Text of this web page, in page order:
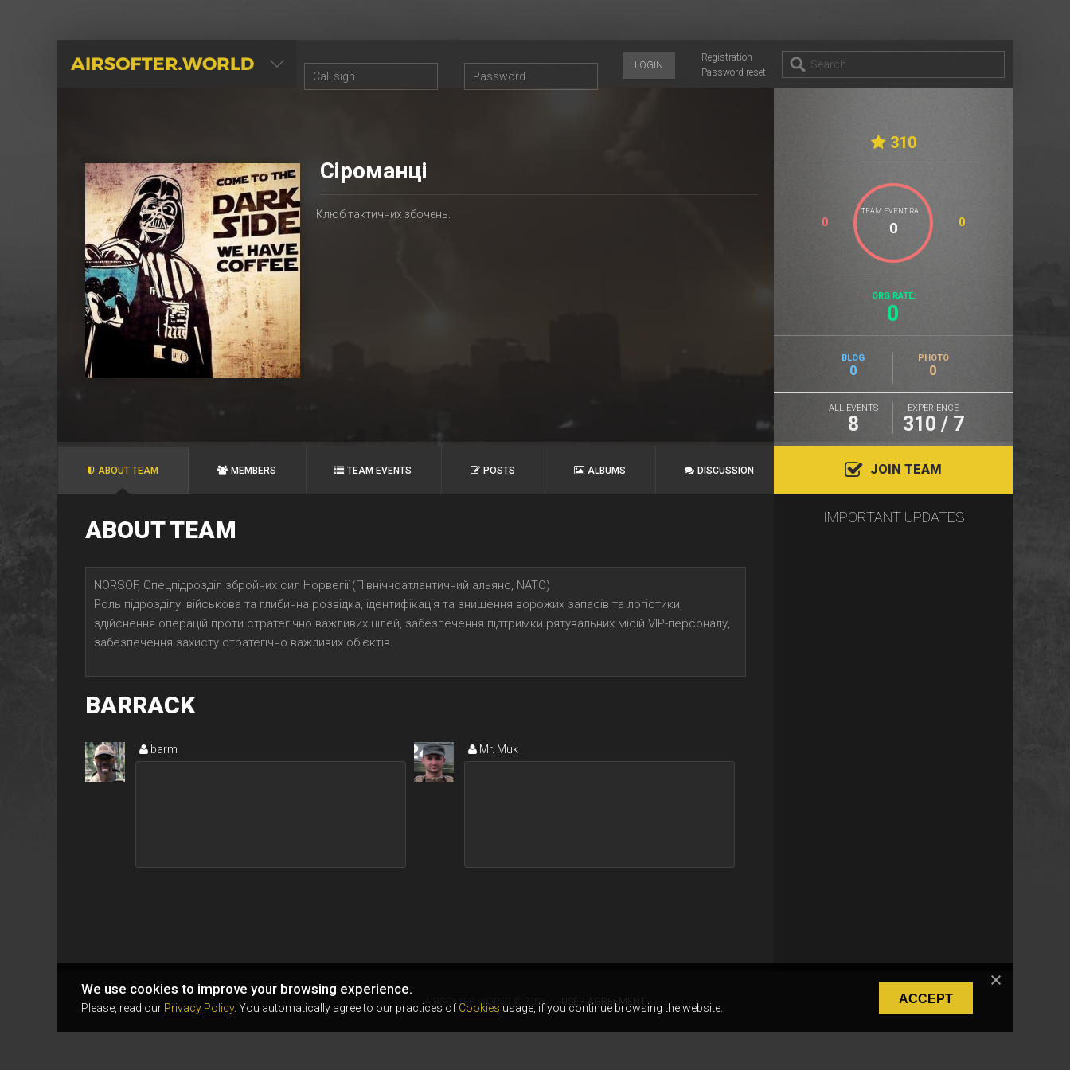
AIRSOFTER.WORLD
Registration
Password reset
LOGIN
Сіроманці
Клюб тактичних збочень.
310
0 0
ORG RATE:
0
BLOG
0
PHOTO
0
ALL EVENTS
8
EXPERIENCE
310 / 7
ABOUT TEAM MEMBERS TEAM EVENTS POSTS ALBUMS DISCUSSION JOIN TEAM
ABOUT TEAM
NORSOF, Спецпідрозділ збройних сил Норвегії (Північноатлантичний альянс, NATO)
Роль підрозділу: військова та глибинна розвідка, ідентифікація та знищення ворожих запасів та логістики,
здійснення операцій проти стратегічно важливих цілей, забезпечення підтримки рятувальних місій VIP-персоналу,
забезпечення захисту стратегічно важливих об'єктів.
BARRACK
barm Mr. Muk
IMPORTANT UPDATES
We use cookies to improve your browsing experience.
Please, read our Privacy Policy. You automatically agree to our practices of Cookies usage, if you continue browsing the website.
ACCEPT
AIRSOFTER.WORLD © 2026 USER AGREEMENT